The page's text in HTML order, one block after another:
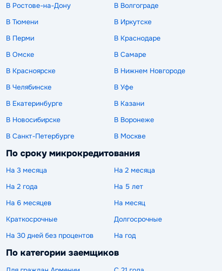
В Ростове-на-Дону
В Волгограде
В Тюмени
В Иркутске
В Перми
В Краснодаре
В Омске
В Самаре
В Красноярске
В Нижнем Новгороде
В Челябинске
В Уфе
В Екатеринбурге
В Казани
В Новосибирске
В Воронеже
В Санкт-Петербурге
В Москве
По сроку микрокредитования
На 3 месяца
На 2 месяца
На 2 года
На 5 лет
На 6 месяцев
На месяц
Краткосрочные
Долгосрочные
На 30 дней без процентов
На год
По категории заемщиков